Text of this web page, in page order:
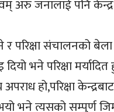
अरु जनालाई पनि
परिक्षा संचालनको
भने परिक्षा
हो,परिक्षा
भने त्यसको सम्पुर्ण